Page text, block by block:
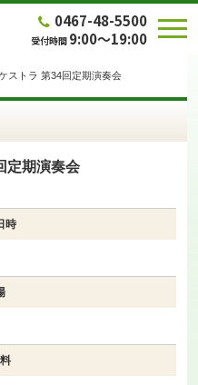
0467-48-5500
受付時間 9:00～19:00
ストラ 第34回定期演奏会
定期演奏会
時